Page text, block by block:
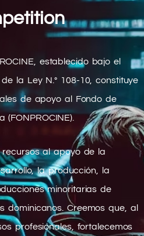
establecido bajo el
la Ley N.° 108-10, constituye
de apoyo al Fondo de
al apoyo de la
la producción, la
minoritarias de
dominicanos. Creemos que, al
profesionales, fortalecemos